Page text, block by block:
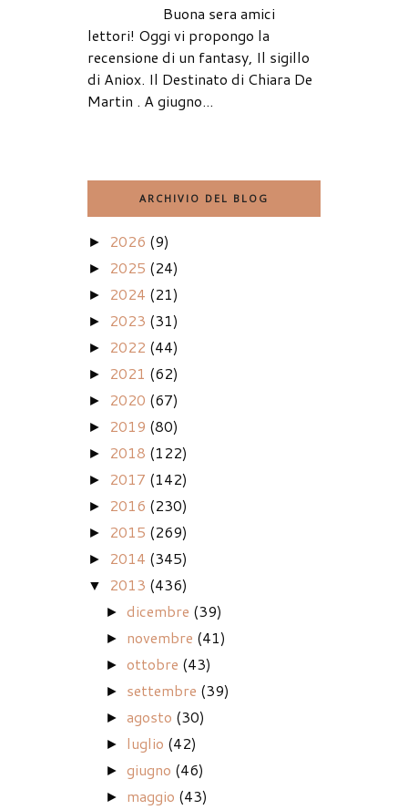
Buona sera amici
lettori! Oggi vi propongo la
recensione di un fantasy, Il sigillo
di Aniox. Il Destinato di Chiara De
Martin . A giugno...
ARCHIVIO DEL BLOG
► 2026 (9)
► 2025 (24)
► 2024 (21)
► 2023 (31)
► 2022 (44)
► 2021 (62)
► 2020 (67)
► 2019 (80)
► 2018 (122)
► 2017 (142)
► 2016 (230)
► 2015 (269)
► 2014 (345)
▼ 2013 (436)
►dicembre (39)
► novembre (41)
►ottobre (43)
► settembre (39)
►agosto (30)
► luglio (42)
►giugno (46)
► maggio (43)